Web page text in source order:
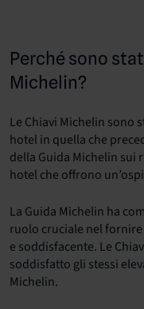
Perché sono
Michelin?
Le Chiavi Michelin sono
hotel in quella che
della Guida Michelin sui
hotel che offrono
La Guida Michelin ha
ruolo cruciale nel
e soddisfacente. Le
soddisfatto gli stessi
Michelin.